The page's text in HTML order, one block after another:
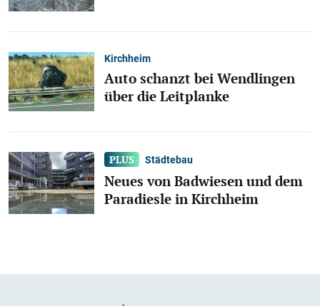
Kirchheim
Auto schanzt bei Wendlingen
über die Leitplanke
Städtebau
Neues von Badwiesen und dem
Paradiesle in Kirchheim